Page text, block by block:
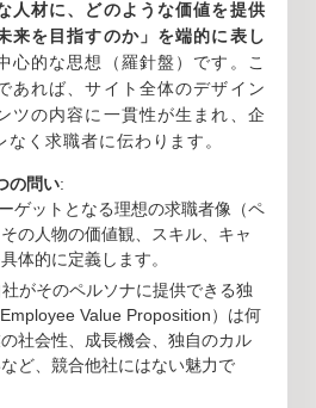
人材に、どのような価値を提供
来を目指すのか」を端的に表し
心的な思想（羅針盤）です。こ
あれば、サイト全体のデザイン
ツの内容に一貫性が生まれ、企
く求職者に伝わります。
の問い:
ゲットとなる理想の求職者像（ペ
の人物の価値観、スキル、キャ
体的に定義します。
がそのペルソナに提供できる独
Value Proposition）は何
社会性、成長機会、独自のカル
ど、競合他社にはない魅力で